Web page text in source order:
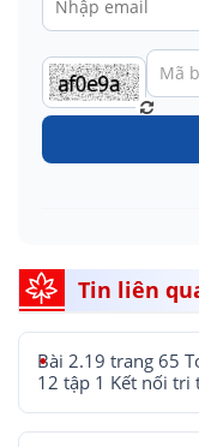
Tin liên
Bài 2.19 trang 65
12 tập 1 Kết nối tri